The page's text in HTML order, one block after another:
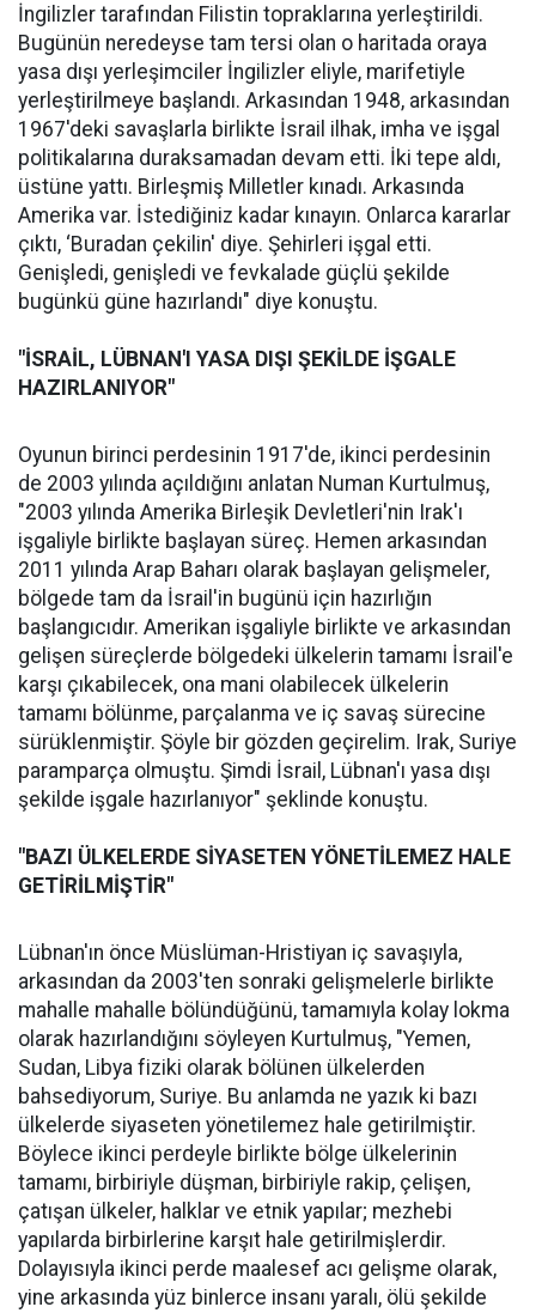
İngilizler tarafından Filistin topraklarına yerleştirildi.
Bugünün neredeyse tam tersi olan o haritada oraya
yasa dışı yerleşimciler İngilizler eliyle, marifetiyle
yerleştirilmeye başlandı. Arkasından 1948, arkasından
1967'deki savaşlarla birlikte İsrail ilhak, imha ve işgal
politikalarına duraksamadan devam etti. İki tepe aldı,
üstüne yattı. Birleşmiş Milletler kınadı. Arkasında
Amerika var. İstediğiniz kadar kınayın. Onlarca kararlar
çıktı, ‘Buradan çekilin' diye. Şehirleri işgal etti.
Genişledi, genişledi ve fevkalade güçlü şekilde
bugünkü güne hazırlandı" diye konuştu.
"İSRAİL, LÜBNAN'I YASA DIŞI ŞEKİLDE İŞGALE
HAZIRLANIYOR"
Oyunun birinci perdesinin 1917'de, ikinci perdesinin
de 2003 yılında açıldığını anlatan Numan Kurtulmuş,
"2003 yılında Amerika Birleşik Devletleri'nin Irak'ı
işgaliyle birlikte başlayan süreç. Hemen arkasından
2011 yılında Arap Baharı olarak başlayan gelişmeler,
bölgede tam da İsrail'in bugünü için hazırlığın
başlangıcıdır. Amerikan işgaliyle birlikte ve arkasından
gelişen süreçlerde bölgedeki ülkelerin tamamı İsrail'e
karşı çıkabilecek, ona mani olabilecek ülkelerin
tamamı bölünme, parçalanma ve iç savaş sürecine
sürüklenmiştir. Şöyle bir gözden geçirelim. Irak, Suriye
paramparça olmuştu. Şimdi İsrail, Lübnan'ı yasa dışı
şekilde işgale hazırlanıyor" şeklinde konuştu.
"BAZI ÜLKELERDE SİYASETEN YÖNETİLEMEZ HALE
GETİRİLMİŞTİR"
Lübnan'ın önce Müslüman-Hristiyan iç savaşıyla,
arkasından da 2003'ten sonraki gelişmelerle birlikte
mahalle mahalle bölündüğünü, tamamıyla kolay lokma
olarak hazırlandığını söyleyen Kurtulmuş, "Yemen,
Sudan, Libya fiziki olarak bölünen ülkelerden
bahsediyorum, Suriye. Bu anlamda ne yazık ki bazı
ülkelerde siyaseten yönetilemez hale getirilmiştir.
Böylece ikinci perdeyle birlikte bölge ülkelerinin
tamamı, birbiriyle düşman, birbiriyle rakip, çelişen,
çatışan ülkeler, halklar ve etnik yapılar; mezhebi
yapılarda birbirlerine karşıt hale getirilmişlerdir.
Dolayısıyla ikinci perde maalesef acı gelişme olarak,
yine arkasında yüz binlerce insanı yaralı, ölü şekilde